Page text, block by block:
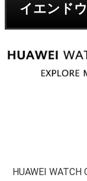
イエンド
HUAWEI